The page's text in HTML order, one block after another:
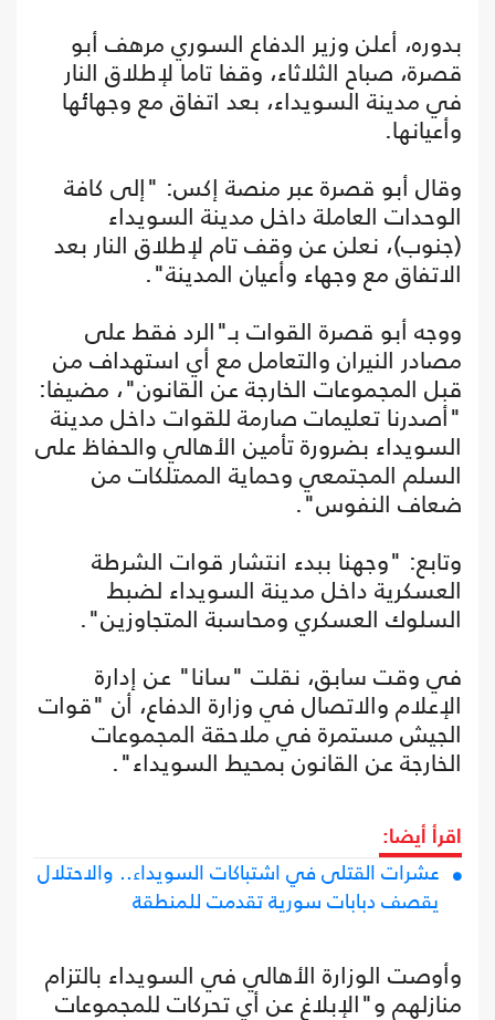
بدوره، أعلن وزير الدفاع السوري مرهف أبو
قصرة، صباح الثلاثاء، وقفا تاما لإطلاق النار
في مدينة السويداء، بعد اتفاق مع وجهائها
وأعيانها.
وقال أبو قصرة عبر منصة إكس: "إلى كافة
الوحدات العاملة داخل مدينة السويداء
(جنوب)، نعلن عن وقف تام لإطلاق النار بعد
الاتفاق مع وجهاء وأعيان المدينة".
ووجه أبو قصرة القوات بـ"الرد فقط على
مصادر النيران والتعامل مع أي استهداف من
قبل المجموعات الخارجة عن القانون"، مضيفا:
"أصدرنا تعليمات صارمة للقوات داخل مدينة
السويداء بضرورة تأمين الأهالي والحفاظ على
السلم المجتمعي وحماية الممتلكات من
ضعاف النفوس".
وتابع: "وجهنا ببدء انتشار قوات الشرطة
العسكرية داخل مدينة السويداء لضبط
السلوك العسكري ومحاسبة المتجاوزين".
في وقت سابق، نقلت "سانا" عن إدارة
الإعلام والاتصال في وزارة الدفاع، أن "قوات
الجيش مستمرة في ملاحقة المجموعات
الخارجة عن القانون بمحيط السويداء".
اقرأ أيضا:
عشرات القتلى في اشتباكات السويداء.. والاحتلال
يقصف دبابات سورية تقدمت للمنطقة
وأوصت الوزارة الأهالي في السويداء بالتزام
منازلهم و"الإبلاغ عن أي تحركات للمجموعات